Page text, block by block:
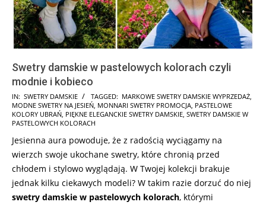
Swetry damskie w pastelowych kolorach czyli
modnie i kobieco
2024-
10-
03
IN: SWETRY DAMSKIE TAGGED: MARKOWE SWETRY DAMSKIE WYPRZEDAŻ,
MODNE SWETRY NA JESIEŃ, MONNARI SWETRY PROMOCJA, PASTELOWE
KOLORY UBRAŃ, PIĘKNE ELEGANCKIE SWETRY DAMSKIE, SWETRY DAMSKIE W
PASTELOWYCH KOLORACH
Jesienna aura powoduje, że z radością wyciągamy na
wierzch swoje ukochane swetry, które chronią przed
chłodem i stylowo wyglądają. W Twojej kolekcji brakuje
jednak kilku ciekawych modeli? W takim razie dorzuć do niej
swetry damskie w pastelowych kolorach, którymi